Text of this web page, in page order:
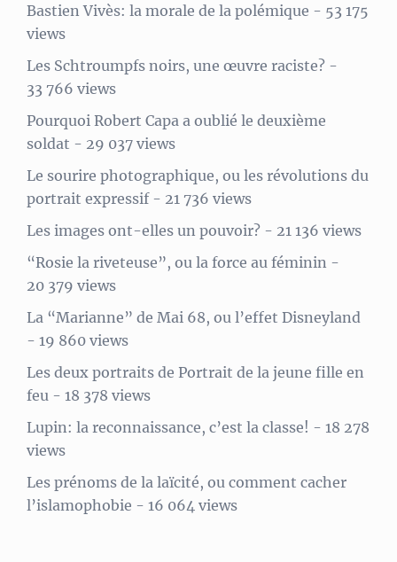
Bastien Vivès: la morale de la polémique - 53 175
views
Les Schtroumpfs noirs, une œuvre raciste? -
33 766 views
Pourquoi Robert Capa a oublié le deuxième
soldat - 29 037 views
Le sourire photographique, ou les révolutions du
portrait expressif- 21 736 views
Les images ont-elles un pouvoir? - 21 136 views
“Rosie la riveteuse”, ou la force au féminin -
20 379 views
La “Marianne” de Mai 68, ou l’effet Disneyland
- 19 860 views
Les deux portraits de Portrait de la jeune fille en
feu - 18 378 views
Lupin: la reconnaissance, c’est la classe! - 18 278
views
Les prénoms de la laïcité, ou comment cacher
l’islamophobie - 16 064 views